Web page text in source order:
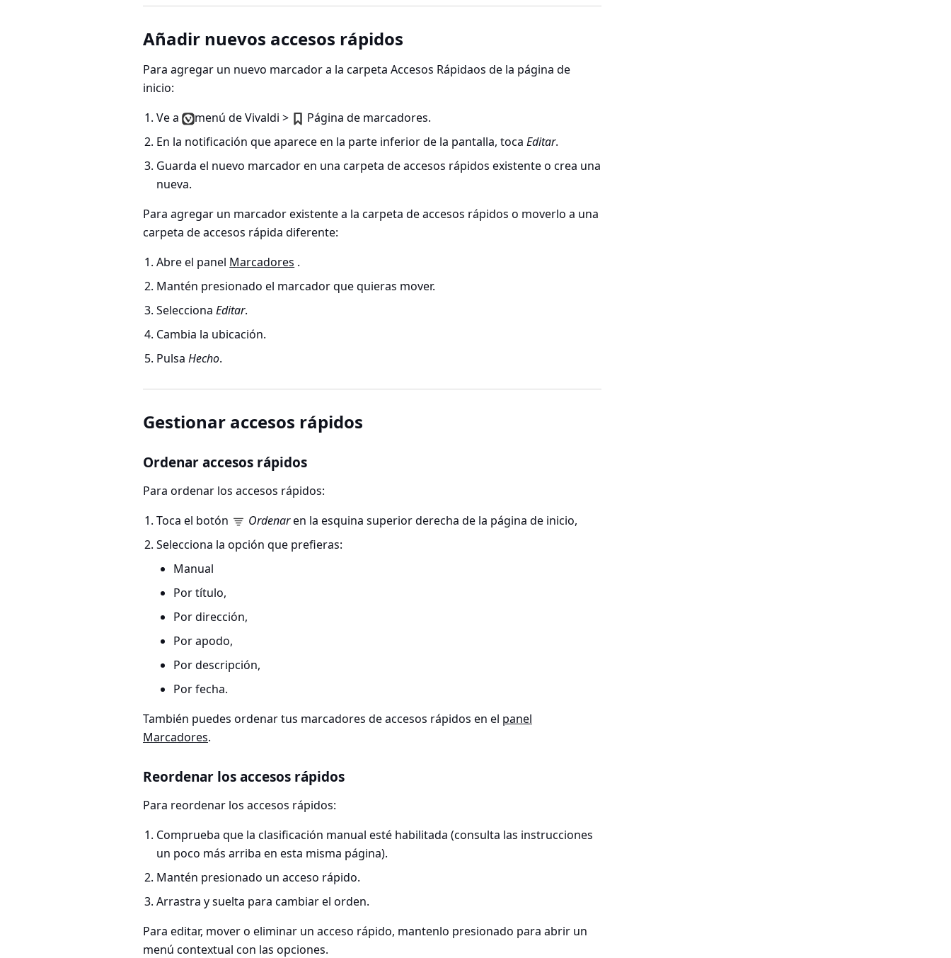
Añadir nuevos accesos rápidos
Para agregar un nuevo marcador a la carpeta Accesos Rápidaos de la página de
inicio:
Ve a
menú de Vivaldi > Página de marcadores.
En la notificación que aparece en la parte inferior de la pantalla, tocaEditar.
Guarda el nuevo marcador en una carpeta de accesos rápidos existente o crea una
nueva.
Para agregar un marcador existente a la carpeta de accesos rápidos o moverlo a una
carpeta de accesos rápida diferente:
Abre el panel Marcadores .
Mantén presionado el marcador que quieras mover.
SeleccionaEditar.
Cambia la ubicación.
PulsaHecho.
Gestionar accesos rápidos
Ordenar accesos rápidos
Para ordenar los accesos rápidos:
Toca el botón
Ordenaren la esquina superior derecha de la página de inicio,
Selecciona la opción que prefieras:
Manual
Por título,
Por dirección,
Por apodo,
Por descripción,
Por fecha.
También puedes ordenar tus marcadores de accesos rápidos en el panel
Marcadores.
Reordenar los accesos rápidos
Para reordenar los accesos rápidos:
Comprueba que la clasificación manual esté habilitada (consulta las instrucciones
un poco más arriba en esta misma página).
Mantén presionado un acceso rápido.
Arrastra y suelta para cambiar el orden.
Para editar, mover o eliminar un acceso rápido, mantenlo presionado para abrir un
menú contextual con las opciones.